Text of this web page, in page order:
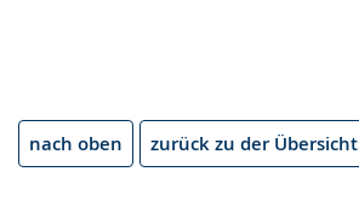
nach oben zurück zu der Übersicht